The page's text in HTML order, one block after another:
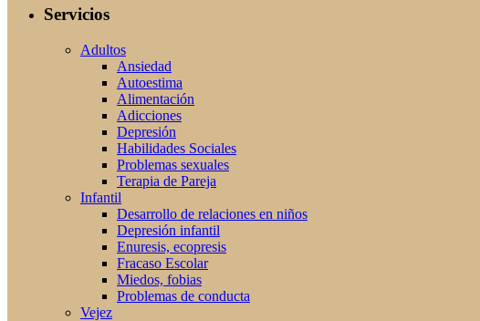
Servicios
Adultos
Ansiedad
Autoestima
Alimentación
Adicciones
Depresión
Habilidades Sociales
Problemas sexuales
Terapia de Pareja
Infantil
Desarrollo de relaciones en niños
Depresión infantil
Enuresis, ecopresis
Fracaso Escolar
Miedos, fobias
Problemas de conducta
Vejez